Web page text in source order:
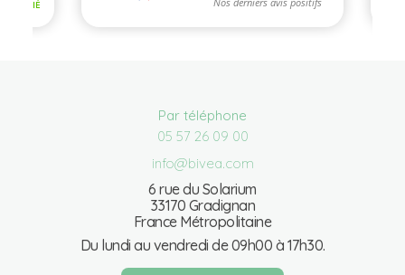
Par téléphone
05 57 26 09 00
info@bivea.com
6 rue du Solarium
33170 Gradignan
France Métropolitaine
Du lundi au vendredi de 09h00 à 17h30.